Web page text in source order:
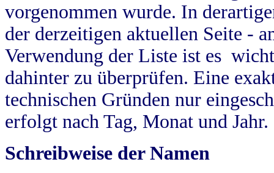
vorgenommen wurde. In
der derzeitigen aktuellen Seite -
Verwendung der Liste ist es
dahinter zu überprüfen. Eine
technischen Gründen nur
erfolgt nach Tag, Monat und Jahr.
Schreibweise der Namen